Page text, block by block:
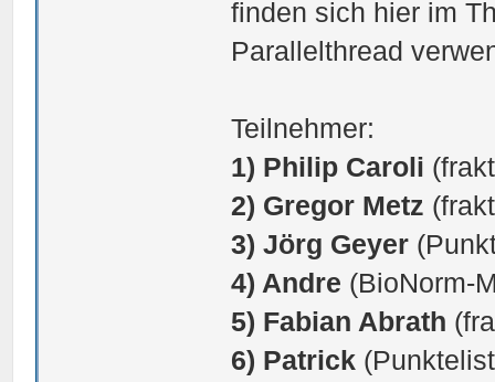
finden sich hier im
Parallelthread
Teilnehmer:
1) Philip Caroli
2) Gregor Metz
3) Jörg Geyer
4) Andre (BioNorm-
5) Fabian Abrath
6) Patrick